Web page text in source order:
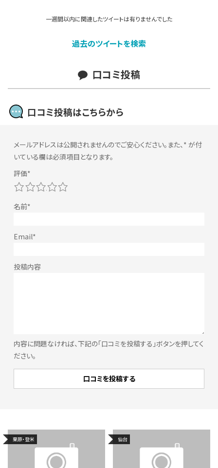
一週間以内に関連したツイートは有りませんでした
過去のツイートを検索
口コミ投稿
口コミ投稿はこちらから
メールアドレスは公開されませんのでご安心ください。また、* が付
いている欄は必須項目となります。
内容に問題なければ、下記の「口コミを投稿する」ボタンを押してく
ださい。
5
4
3
2
栗原・登米 仙台